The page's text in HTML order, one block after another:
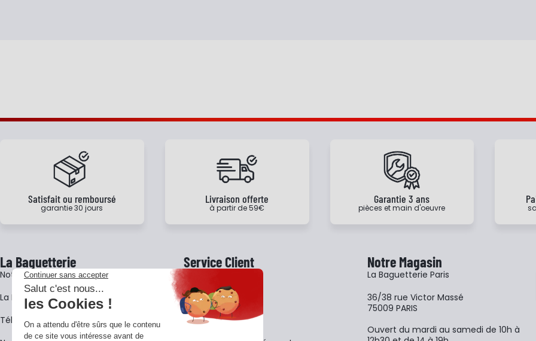
Satisfait ou remboursé
garantie 30 jours
Livraison offerte
à partir de 59€
Garantie 3 ans
pièces et main d'oeuvre
La Baguetterie
Notre histoire
La BagShow
​Télécharger le catalogue
Service Client
Garantie 3 ans
CGV
Notre Magasin
La Baguetterie Paris
36/38 rue Victor Massé
75009 PARIS
Ouvert du mardi au samedi de 10h à